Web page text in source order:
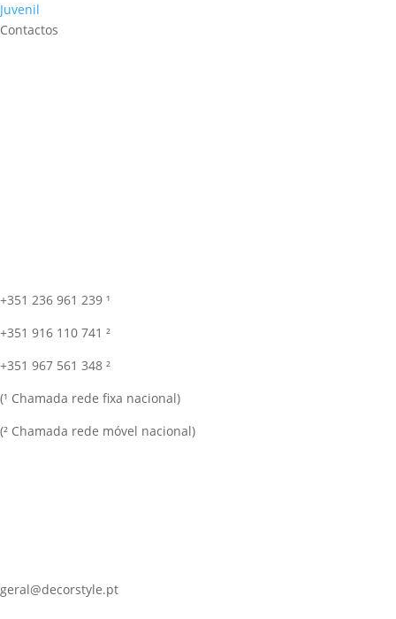
Juvenil
Contactos
+351 236 961 239 ¹
+351 916 110 741 ²
+351 967 561 348 ²
(¹ Chamada rede fixa nacional)
(² Chamada rede móvel nacional)
geral@decorstyle.pt